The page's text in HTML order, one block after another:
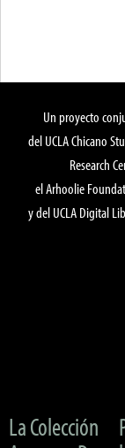
Un proyecto
del UCLA Chicano
Research
el Arhoolie
y del UCLA Digital
La Colección